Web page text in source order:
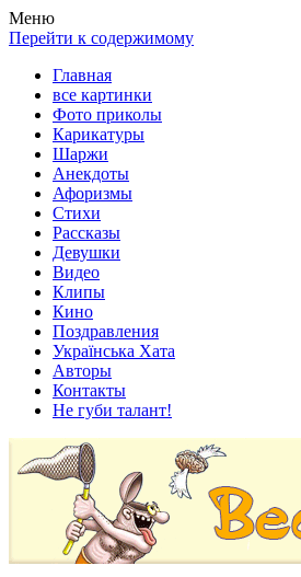
Весела хата — прикольные картинки,
клипы!
Покажем всем ваши фото приколы,
рассказы, видео и песни!
Меню
Перейти к содержимому
Главная
все картинки
Фото приколы
Карикатуры
Шаржи
Анекдоты
Афоризмы
Стихи
Рассказы
Девушки
Видео
Клипы
Кино
Поздравления
Українська Хата
Авторы
Контакты
Не губи талант!